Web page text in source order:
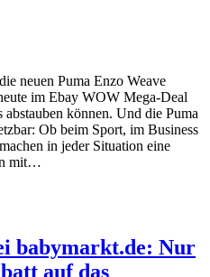
neuen Puma Enzo Weave
im Ebay WOW Mega-Deal
können. Und die Puma
Ob beim Sport, im Business
in jeder Situation eine
mit…
babymarkt.de: Nur
auf das